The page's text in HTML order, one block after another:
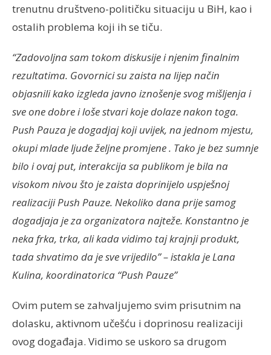
trenutnu društveno-političku situaciju u BiH, kao i
ostalih problema koji ih se tiču.
“Zadovoljna sam tokom diskusije i njenim finalnim
rezultatima. Govornici su zaista na lijep način
objasnili kako izgleda javno iznošenje svog mišljenja i
sve one dobre i loše stvari koje dolaze nakon toga.
Push Pauza je dogadjaj koji uvijek, na jednom mjestu,
okupi mlade ljude željne promjene . Tako je bez sumnje
bilo i ovaj put, interakcija sa publikom je bila na
visokom nivou što je zaista doprinijelo uspješnoj
realizaciji Push Pauze. Nekoliko dana prije samog
dogadjaja je za organizatora najteže. Konstantno je
neka frka, trka, ali kada vidimo taj krajnji produkt,
tada shvatimo da je sve vrijedilo” – istakla je Lana
Kulina, koordinatorica “Push Pauze”
Ovim putem se zahvaljujemo svim prisutnim na
dolasku, aktivnom učešću i doprinosu realizaciji
ovog događaja. Vidimo se uskoro sa drugom